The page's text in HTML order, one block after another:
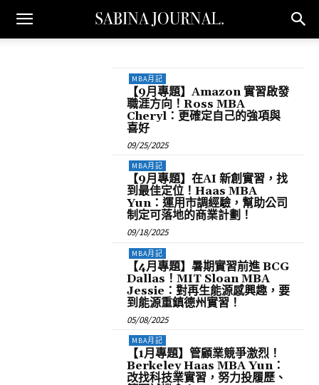
MBA月記
【9月專題】Amazon 實習啟發
職涯方向！Ross MBA
Cheryl：更確定自己的強項與
喜好
09/25/2025
MBA月記
【9月專題】在AI 新創實習，找
到最佳定位！Haas MBA
Yun：運用市調經驗，幫助公司
制定可落地的商業計劃！
09/18/2025
MBA月記
【4月專題】暑期實習前進 BCG
Dallas！MIT Sloan MBA
Jessie：對再生能源感興趣，要
到能源重鎮德州實習！
05/08/2025
MBA月記
【1月專題】管顧業競爭激烈！
Berkeley Haas MBA Yun：
改找科技業實習，努力投履歷、